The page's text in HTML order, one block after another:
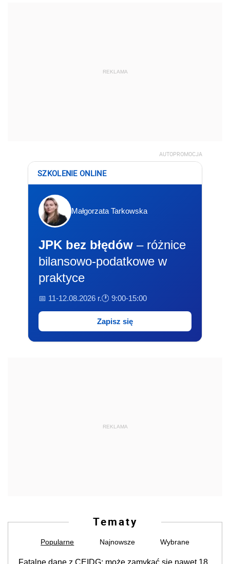
REKLAMA
AUTOPROMOCJA
SZKOLENIE ONLINE
Małgorzata Tarkowska
JPK bez błędów – różnice
bilansowo-podatkowe w
praktyce
📅 11-12.08.2026 r.🕐 9:00-15:00
Zapisz się
REKLAMA
Tematy
Popularne Najnowsze Wybrane
Fatalne dane z CEIDG: może zamykać się nawet 18